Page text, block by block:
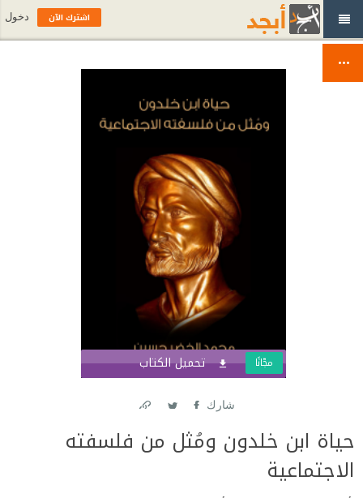
تحميل الكتاب مجّانًا
شارك
حياة ابن خلدون ومُثل من فلسفته
الاجتماعية
اشترك الآن دخول